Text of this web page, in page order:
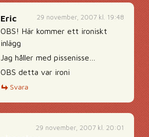
29 november, 2007 kl. 19:48
Eric
OBS! Här kommer ett ironiskt
inlägg
Jag håller med pissenisse…
OBS detta var ironi
Svara
29 november, 2007 kl. 20:01